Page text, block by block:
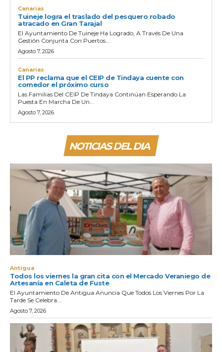
Canarias
Tuineje logra el traslado del pesquero robado
atracado en Gran Tarajal
El Ayuntamiento De Tuineje Ha Logrado, A Través De Una
Gestión Conjunta Con Puertos...
Agosto 7, 2026
Canarias
El PP reclama que el CEIP de Tindaya cuente con
comedor el próximo curso
Las Familias Del CEIP De Tindaya Continúan Esperando La
Puesta En Marcha De Un...
Agosto 7, 2026
NOTICIAS DEL DIA
Antigua
Todos los viernes la gran cita con el Mercado Veraniego de
Artesanía en Caleta de Fuste
El Ayuntamiento De Antigua Anuncia Que Todos Los Viernes Por La
Tarde Se Celebra...
Agosto 7, 2026